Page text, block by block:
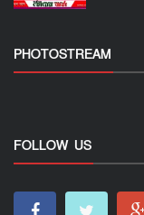
PHOTOSTREAM
FOLLOW US